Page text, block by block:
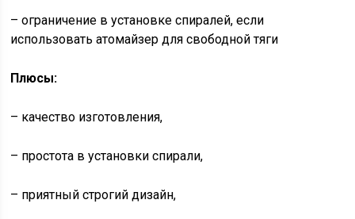
– ограничение в установке спиралей, если
использовать атомайзер для свободной тяги
Плюсы:
– качество изготовления,
– простота в установки спирали,
– приятный строгий дизайн,